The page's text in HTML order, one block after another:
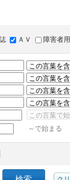
ＡＶ 障害者用
～で始まる